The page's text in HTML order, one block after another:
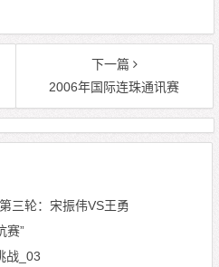
下一篇
2006年国际连珠通讯赛
三轮：宋振伟VS王勇
赛”
战_03